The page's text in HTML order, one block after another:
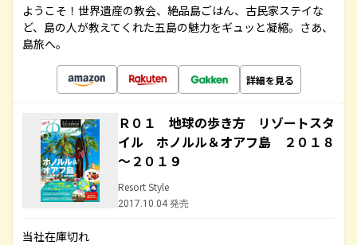
ようこそ！世界遺産の教会、絶品島ごはん、古民家ステイな
ど、島の人が教えてくれた五島の魅力をギュッと凝縮。さあ、
島旅へ。
詳細を見る
Ｒ０１ 地球の歩き方 リゾートスタ
イル ホノルル＆オアフ島 ２０１８
～２０１９
Resort Style
2017.10.04 発売
当社在庫切れ